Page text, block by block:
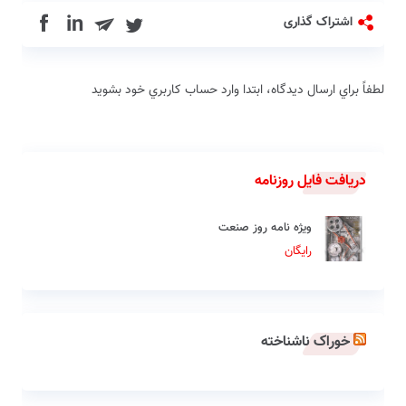
اشتراک گذاری in
لطفاً براي ارسال دیدگاه، ابتدا وارد حساب كاربري خود بشويد
دریافت فایل روزنامه
ویژه نامه روز صنعت
رایگان
خوراک ناشناخته